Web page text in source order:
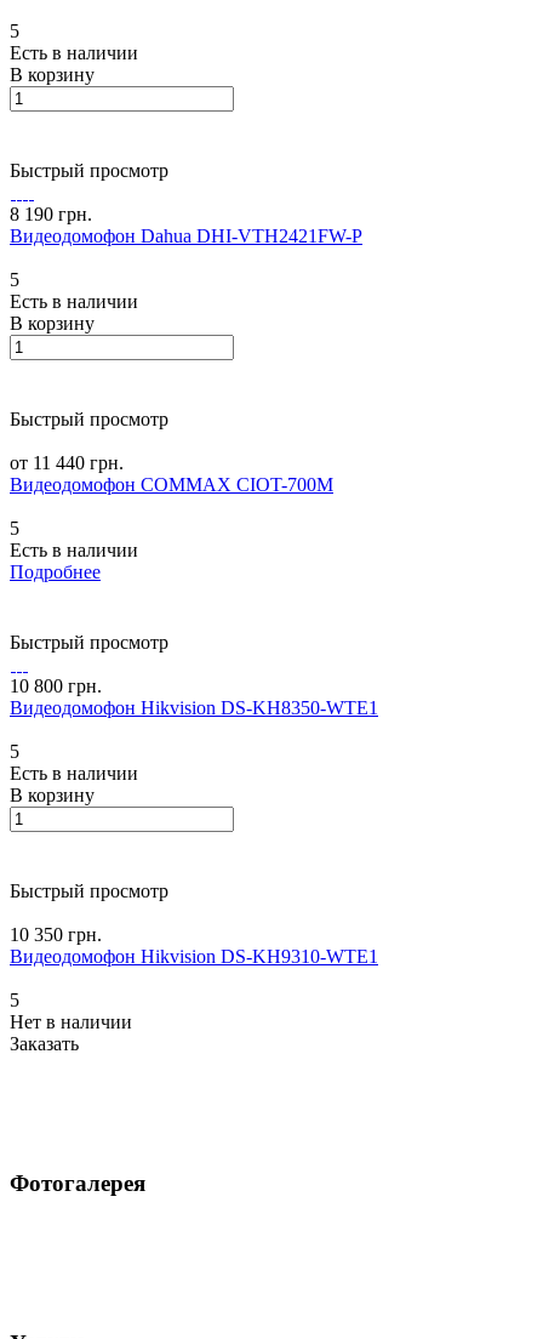
5
Есть в наличии
В корзину
Быстрый просмотр
8 190 грн.
Видеодомофон Dahua DHI-VTH2421FW-P
5
Есть в наличии
В корзину
Быстрый просмотр
от 11 440 грн.
Видеодомофон COMMAX CIOT-700M
5
Есть в наличии
Подробнее
Быстрый просмотр
10 800 грн.
Видеодомофон Hikvision DS-KH8350-WTE1
5
Есть в наличии
В корзину
Быстрый просмотр
10 350 грн.
Видеодомофон Hikvision DS-KH9310-WTE1
5
Нет в наличии
Заказать
Фотогалерея